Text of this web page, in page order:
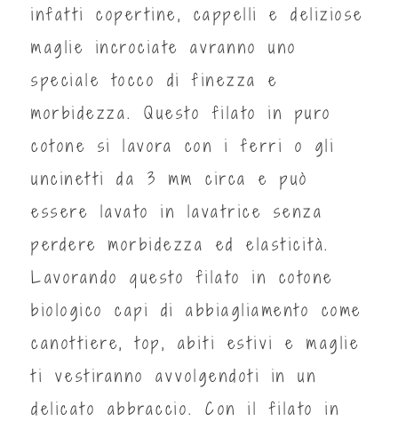
infatti copertine, cappelli e deliziose
maglie incrociate avranno uno
speciale tocco di finezza e
morbidezza. Questo filato in puro
cotone si lavora con i ferri o gli
uncinetti da 3 mm circa e può
essere lavato in lavatrice senza
perdere morbidezza ed elasticità.
Lavorando questo filato in cotone
biologico capi di abbiagliamento come
canottiere, top, abiti estivi e maglie
ti vestiranno avvolgendoti in un
delicato abbraccio. Con il filato in